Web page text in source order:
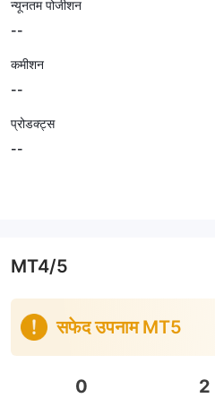
न्यूनतम पोजीशन
--
कमीशन
--
प्रोडक्ट्स
--
MT4/5
सफेद उपनाम MT5
0 2